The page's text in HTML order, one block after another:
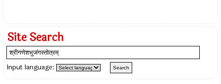
Site Search
Input language: